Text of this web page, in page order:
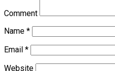
Comment
Name *
Email *
Website